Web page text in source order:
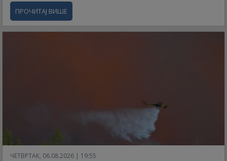
ПРОЧИТАЈ ВИШЕ
ЧЕТВРТАК, 06.08.2026 | 19:55